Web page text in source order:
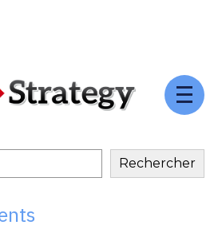
Rechercher